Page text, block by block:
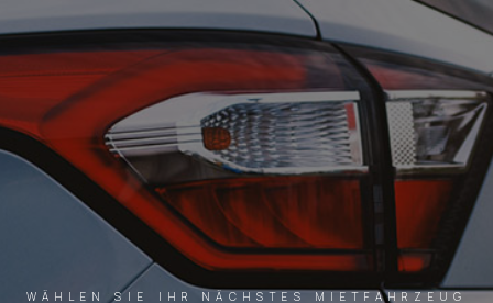
WÄHLEN SIE IHR NÄCHSTES MIETFAHRZEUG